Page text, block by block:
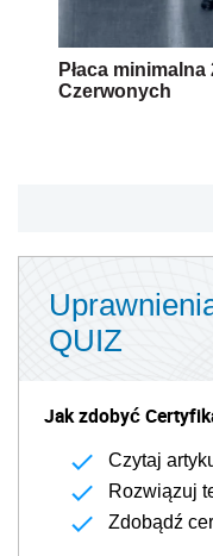
Płaca minimalna
Czerwonych
QUIZ
Jak zdobyć
Czytaj
Rozwiązuj
Zdobądź